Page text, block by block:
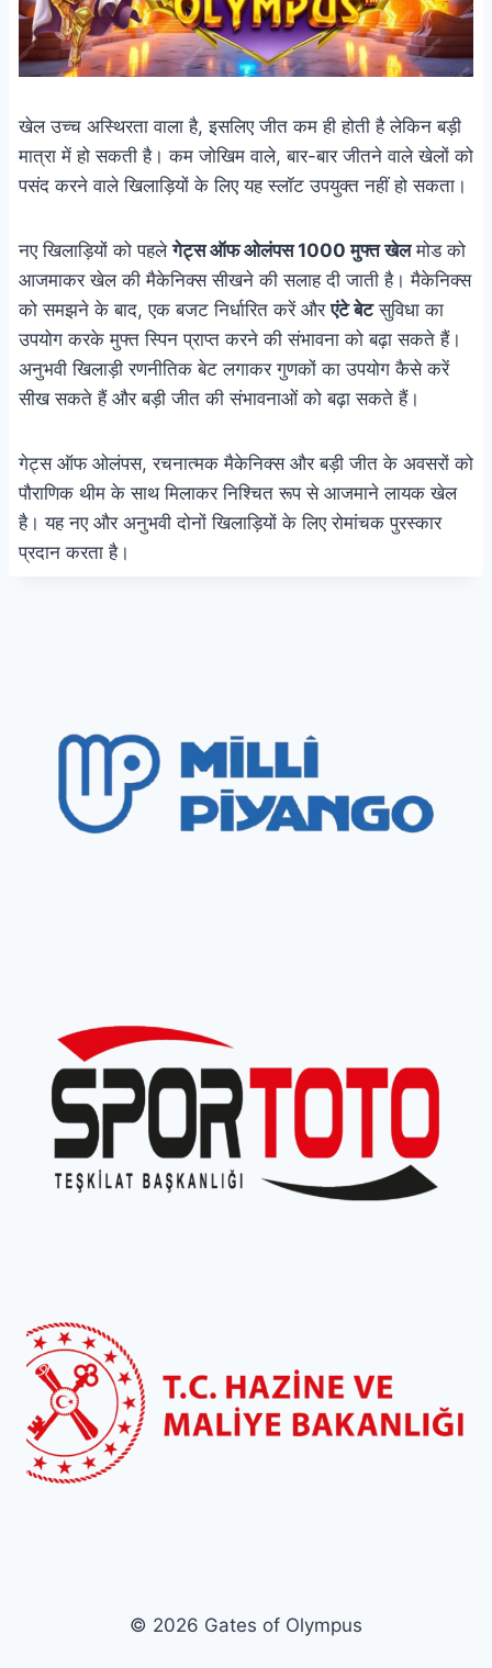
खेल उच्च अस्थिरता वाला है, इसलिए जीत कम ही होती है लेकिन बड़ी
मात्रा में हो सकती है। कम जोखिम वाले, बार-बार जीतने वाले खेलों को
पसंद करने वाले खिलाड़ियों के लिए यह स्लॉट उपयुक्त नहीं हो सकता।
नए खिलाड़ियों को पहलेगेट्स ऑफ ओलंपस 1000 मुफ्त खेलमोड को
आजमाकर खेल की मैकेनिक्स सीखने की सलाह दी जाती है। मैकेनिक्स
को समझने के बाद, एक बजट निर्धारित करें औरएंटे बेटसुविधा का
उपयोग करके मुफ्त स्पिन प्राप्त करने की संभावना को बढ़ा सकते हैं।
अनुभवी खिलाड़ी रणनीतिक बेट लगाकर गुणकों का उपयोग कैसे करें
सीख सकते हैं और बड़ी जीत की संभावनाओं को बढ़ा सकते हैं।
गेट्स ऑफ ओलंपस, रचनात्मक मैकेनिक्स और बड़ी जीत के अवसरों को
पौराणिक थीम के साथ मिलाकर निश्चित रूप से आजमाने लायक खेल
है। यह नए और अनुभवी दोनों खिलाड़ियों के लिए रोमांचक पुरस्कार
प्रदान करता है।
© 2026 Gates of Olympus